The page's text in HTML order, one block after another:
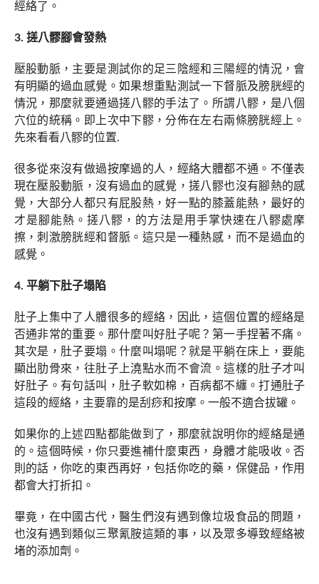
經絡了。
3. 搓八髎腳會發熱
壓股動脈，主要是測試你的足三陰經和三陽經的情況，會
有明顯的過血感覺。如果想重點測試一下督脈及膀胱經的
情況，那麼就要通過搓八髎的手法了。所謂八髎，是八個
穴位的統稱。即上次中下髎，分佈在左右兩條膀胱經上。
先來看看八髎的位置.
很多從來沒有做過按摩過的人，經絡大體都不通。不僅表
現在壓股動脈，沒有過血的感覺，搓八髎也沒有腳熱的感
覺，大部分人都只有屁股熱，好一點的膝蓋能熱，最好的
才是腳能熱。搓八髎，的方法是用手掌快速在八髎處摩
擦，刺激膀胱經和督脈。這只是一種熱感，而不是過血的
感覺。
4. 平躺下肚子塌陷
肚子上集中了人體很多的經絡，因此，這個位置的經絡是
否通非常的重要。那什麼叫好肚子呢？第一手捏著不痛。
其次是，肚子要塌。什麼叫塌呢？就是平躺在床上，要能
顯出肋骨來，往肚子上澆點水而不會流。這樣的肚子才叫
好肚子。有句話叫，肚子軟如棉，百病都不纏。打通肚子
這段的經絡，主要靠的是刮痧和按摩。一般不適合拔罐。
如果你的上述四點都能做到了，那麼就說明你的經絡是通
的。這個時候，你只要進補什麼東西，身體才能吸收。否
則的話，你吃的東西再好，包括你吃的藥，保健品，作用
都會大打折扣。
畢竟，在中國古代，醫生們沒有遇到像垃圾食品的問題，
也沒有遇到類似三聚氰胺這類的事，以及眾多導致經絡被
堵的添加劑。